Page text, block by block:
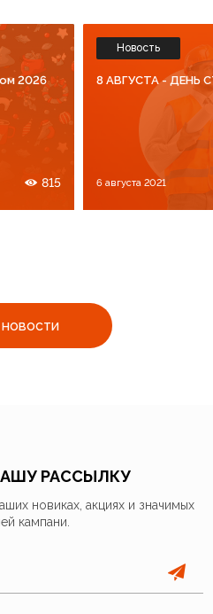
2026
815
Новость
8 АВГУСТА - ДЕНЬ
6 августа 2021
РАССЫЛКУ
новиках, акциях и значимых
кампани.